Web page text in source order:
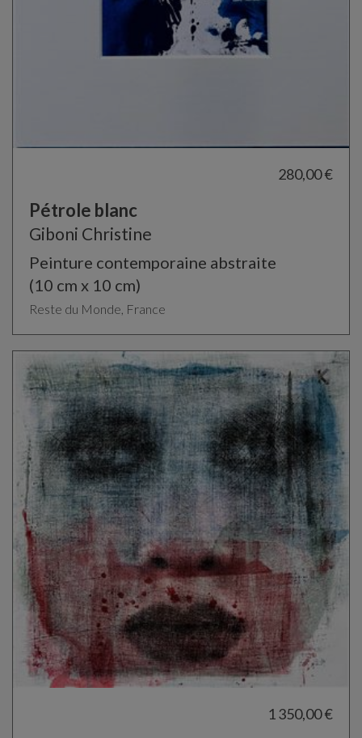
280,00 €
Pétrole blanc
Giboni Christine
Peinture contemporaine abstraite
(10 cm x 10 cm)
Reste du Monde, France
1 350,00 €